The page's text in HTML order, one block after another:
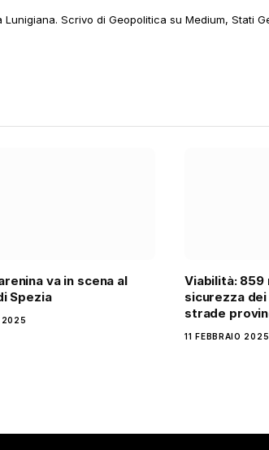
Scrivo di Geopolitica su Medium, Stati
va in scena al
Spezia
2025
Viabilità: 859
sicurezza
strade
11 FEBBRAIO 2025